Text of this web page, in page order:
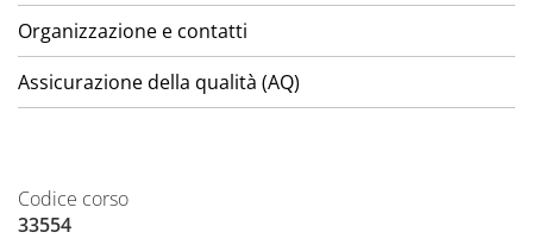
Organizzazione e contatti
Assicurazione della qualità (AQ)
Codice corso
33554